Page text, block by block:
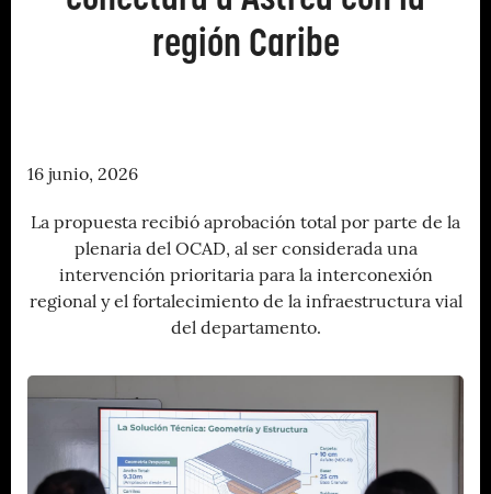
región Caribe
16 junio, 2026
La propuesta recibió aprobación total por parte de la
plenaria del OCAD, al ser considerada una
intervención prioritaria para la interconexión
regional y el fortalecimiento de la infraestructura vial
del departamento.